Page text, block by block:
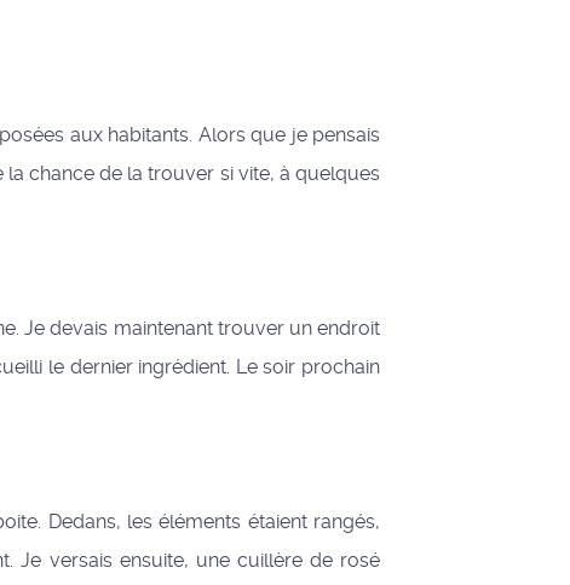
aux habitants. Alors que je pensais
la chance de la trouver si vite, à quelques
Je devais maintenant trouver un endroit
le dernier ingrédient. Le soir prochain
Dedans, les éléments étaient rangés,
Je versais ensuite, une cuillère de rosé